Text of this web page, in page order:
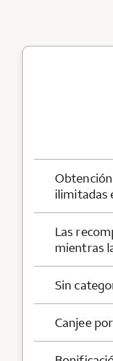
ilimitadas
Las
mientras
Sin
Canjee